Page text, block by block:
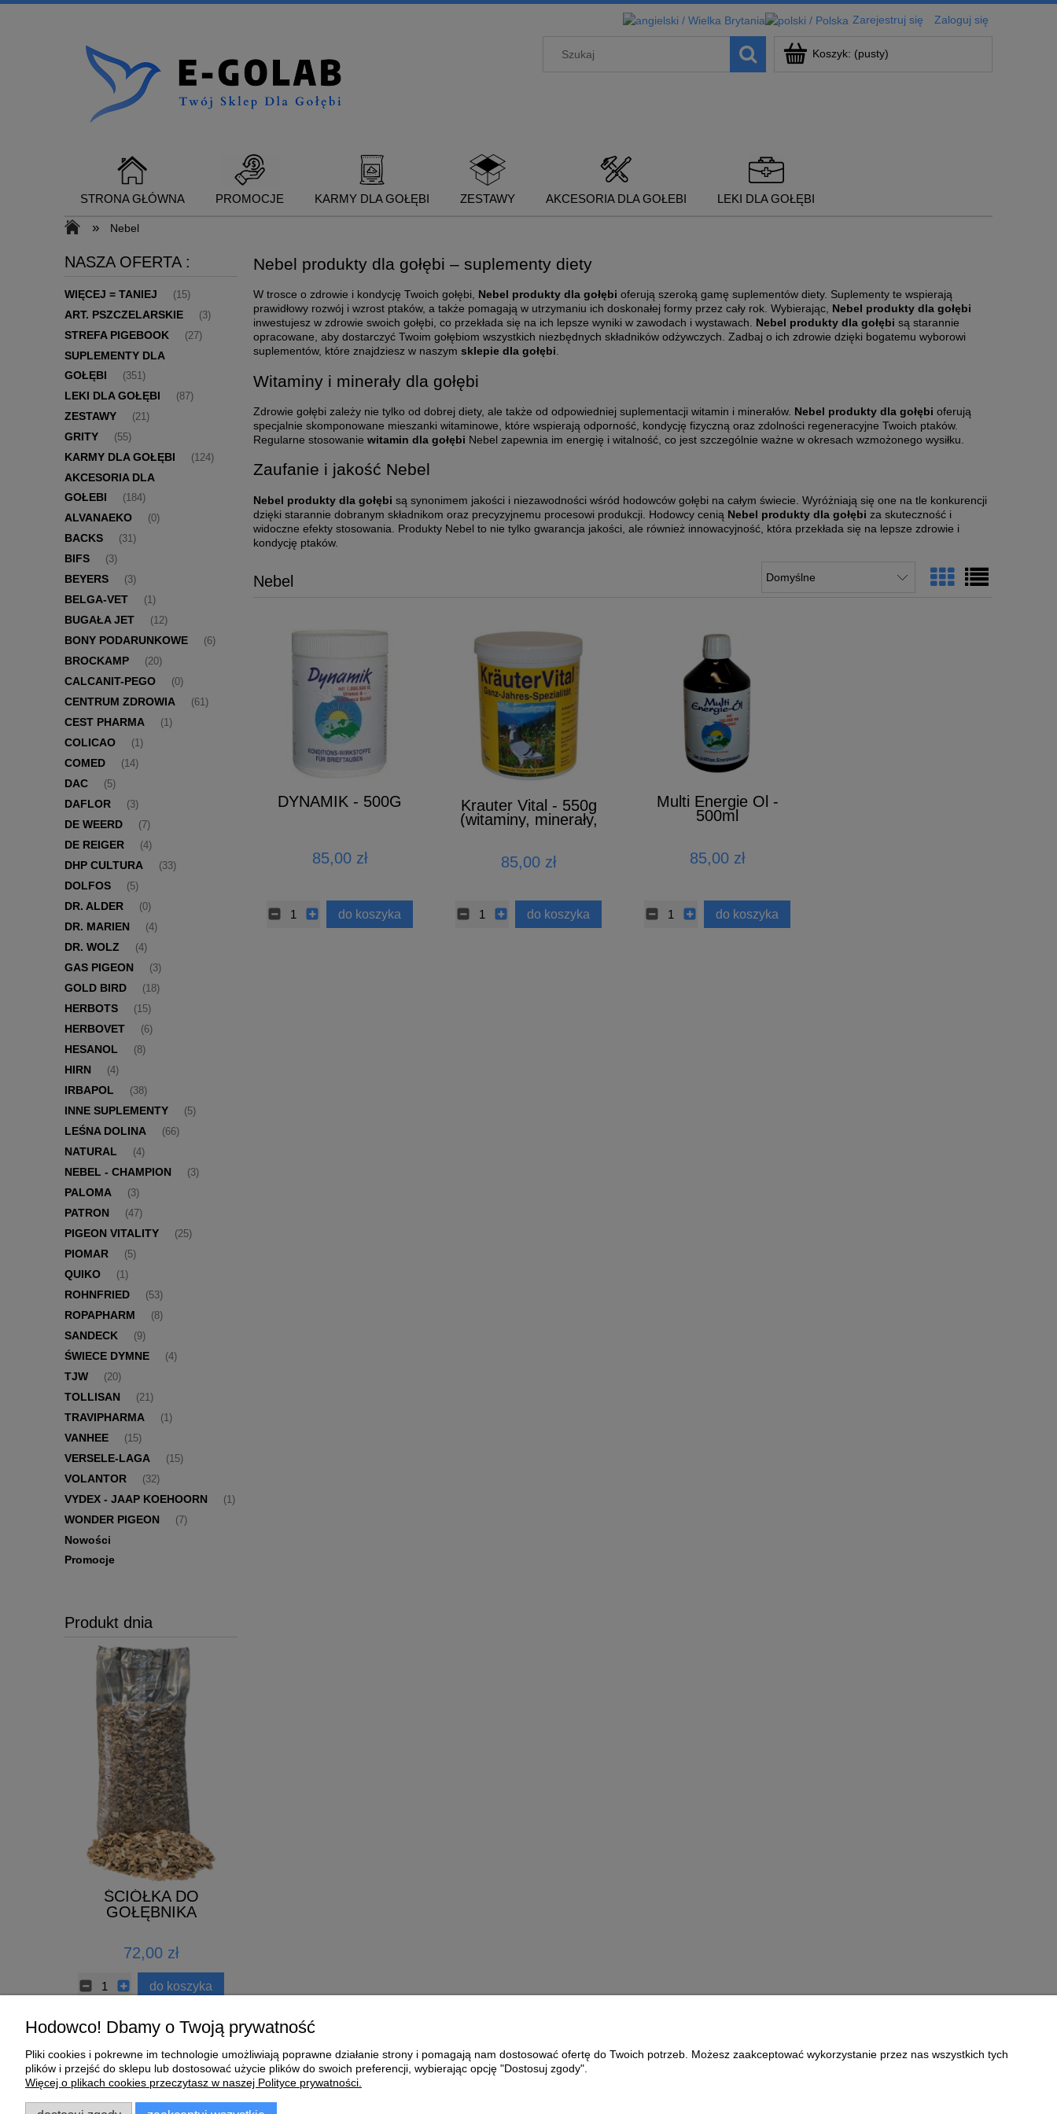
Zarejestruj się Zaloguj się
Koszyk: (pusty)
STRONA GŁÓWNA PROMOCJE KARMY DLA GOŁĘBI ZESTAWY AKCESORIA DLA GOŁEBI LEKI DLA GOŁĘBI
SUPLEMENTY DLA GOŁĘBI KONTAKT
» Nebel
NASZA OFERTA :
WIĘCEJ = TANIEJ (15)
ART. PSZCZELARSKIE (3)
STREFA PIGEBOOK (27)
SUPLEMENTY DLA
GOŁĘBI
(351)
LEKI DLA GOŁĘBI (87)
ZESTAWY (21)
GRITY (55)
KARMY DLA GOŁĘBI (124)
AKCESORIA DLA
GOŁEBI
(184)
ALVANAEKO (0)
BACKS (31)
BIFS (3)
BEYERS (3)
BELGA-VET (1)
BUGAŁA JET (12)
BONY PODARUNKOWE (6)
BROCKAMP (20)
CALCANIT-PEGO (0)
CENTRUM ZDROWIA (61)
CEST PHARMA (1)
COLICAO (1)
COMED (14)
DAC (5)
DAFLOR (3)
DE WEERD (7)
DE REIGER (4)
DHP CULTURA (33)
DOLFOS (5)
DR. ALDER (0)
DR. MARIEN (4)
DR. WOLZ (4)
GAS PIGEON (3)
GOLD BIRD (18)
HERBOTS (15)
HERBOVET (6)
HESANOL (8)
HIRN (4)
IRBAPOL (38)
INNE SUPLEMENTY (5)
LEŚNA DOLINA (66)
NATURAL (4)
NEBEL - CHAMPION (3)
PALOMA (3)
PATRON (47)
PIGEON VITALITY (25)
PIOMAR (5)
QUIKO (1)
ROHNFRIED (53)
ROPAPHARM (8)
SANDECK (9)
ŚWIECE DYMNE (4)
TJW (20)
TOLLISAN (21)
TRAVIPHARMA (1)
VANHEE (15)
VERSELE-LAGA (15)
VOLANTOR (32)
VYDEX - JAAP KOEHOORN (1)
WONDER PIGEON (7)
Nowości
Promocje
Produkt dnia
ŚCIÓŁKA DO
GOŁĘBNIKA
72,00 zł
do koszyka
Nebel produkty dla gołębi – suplementy diety
W trosce o zdrowie i kondycję Twoich gołębi, Nebel produkty dla gołębi oferują szeroką gamę suplementów diety. Suplementy te wspierają
prawidłowy rozwój i wzrost ptaków, a także pomagają w utrzymaniu ich doskonałej formy przez cały rok. Wybierając, Nebel produkty dla gołębi
inwestujesz w zdrowie swoich gołębi, co przekłada się na ich lepsze wyniki w zawodach i wystawach. Nebel produkty dla gołębi są starannie
opracowane, aby dostarczyć Twoim gołębiom wszystkich niezbędnych składników odżywczych. Zadbaj o ich zdrowie dzięki bogatemu wyborowi
suplementów, które znajdziesz w naszym sklepie dla gołębi
Witaminy i minerały dla gołębi
Zdrowie gołębi zależy nie tylko od dobrej diety, ale także od odpowiedniej suplementacji witamin i minerałów. Nebel produkty dla gołębi oferują
specjalnie skomponowane mieszanki witaminowe, które wspierają odporność, kondycję fizyczną oraz zdolności regeneracyjne Twoich ptaków.
Regularne stosowanie witamin dla gołębi Nebel zapewnia im energię i witalność, co jest szczególnie ważne w okresach wzmożonego wysiłku.
Zaufanie i jakość Nebel
Nebel produkty dla gołębi są synonimem jakości i niezawodności wśród hodowców gołębi na całym świecie. Wyróżniają się one na tle konkurencji
dzięki starannie dobranym składnikom oraz precyzyjnemu procesowi produkcji. Hodowcy cenią Nebel produkty dla gołębi za skuteczność i
widoczne efekty stosowania. Produkty Nebel to nie tylko gwarancja jakości, ale również innowacyjność, która przekłada się na lepsze zdrowie i
kondycję ptaków.
Nebel
DYNAMIK - 500G
85,00 zł
do koszyka
Krauter Vital - 550g
(witaminy, minerały,
aminokwasy)
85,00 zł
do koszyka
Multi Energie Ol -
500ml
85,00 zł
do koszyka
Pomoc Moje konto Płatności i dostawa O nas Informacje
Hodowco! Dbamy o Twoją prywatność
Pliki cookies i pokrewne im technologie umożliwiają poprawne działanie strony i pomagają nam dostosować ofertę do Twoich potrzeb. Możesz zaakceptować wykorzystanie przez nas wszystkich tych
plików i przejść do sklepu lub dostosować użycie plików do swoich preferencji, wybierając opcję "Dostosuj zgody".
Więcej o plikach cookies przeczytasz w naszej Polityce prywatności.